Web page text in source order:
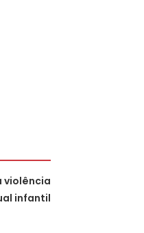
violência
infantil